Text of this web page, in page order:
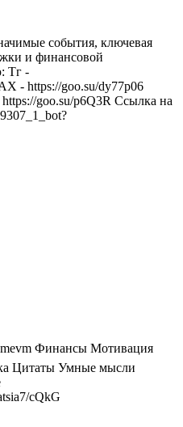
события, ключевая
и финансовой
Тг -
- https://goo.su/dy77p06
goo.su/p6Q3R Ссылка на
Финансы Мотивация
Цитаты Умные мысли
cQkG